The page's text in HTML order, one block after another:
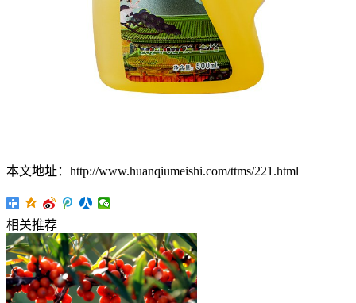
本文地址：http://www.huanqiumeishi.com/ttms/221.html
相关推荐